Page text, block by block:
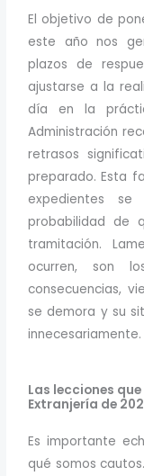
El objetivo de
este año nos
plazos de
ajustarse a la
día en la
Administración
retrasos
preparado. Esta
expedientes
probabilidad de
tramitación.
ocurren, son
consecuencias,
se demora y su
innecesariamente.
Las lecciones
Extranjería de
Es importante
qué somos